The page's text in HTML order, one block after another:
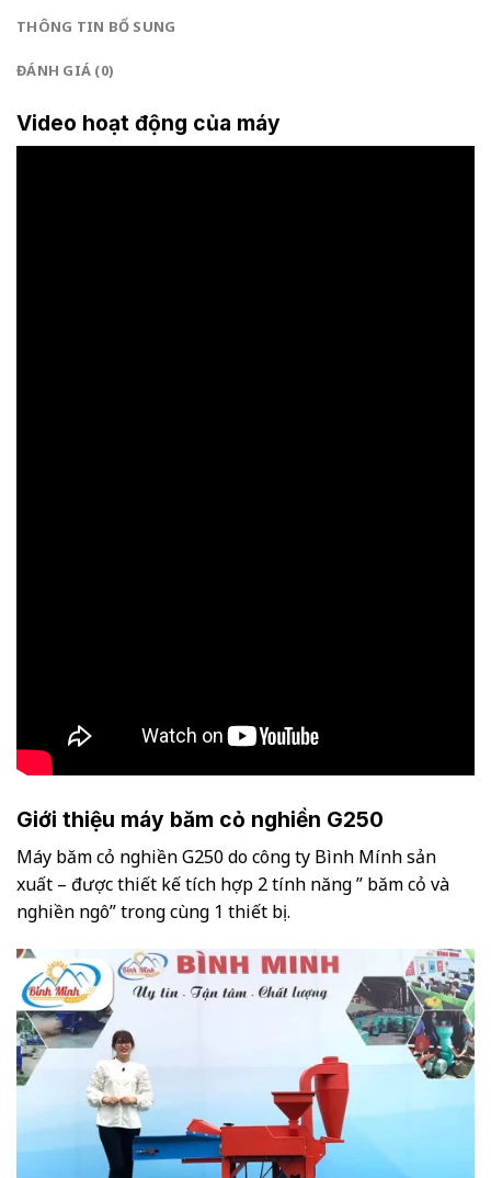
THÔNG TIN BỔ SUNG
ĐÁNH GIÁ (0)
Video hoạt động của máy
Giới thiệu máy băm cỏ nghiền G250
Máy băm cỏ nghiền G250 do công ty Bình Mính sản
xuất – được thiết kế tích hợp 2 tính năng ” băm cỏ và
nghiền ngô” trong cùng 1 thiết bị.